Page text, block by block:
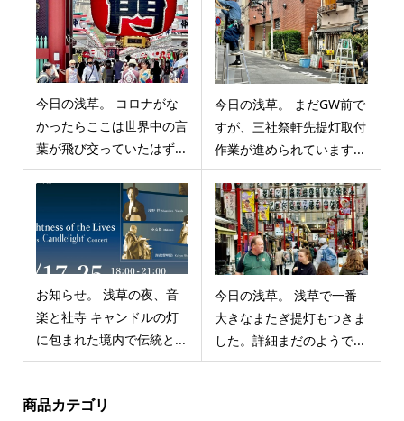
今日の浅草。 コロナがな
かったらここは世界中の言
葉が飛び交っていたはず...
今日の浅草。 まだGW前で
すが、三社祭軒先提灯取付
作業が進められています...
お知らせ。 浅草の夜、音
楽と社寺 キャンドルの灯
に包まれた境内で伝統と...
今日の浅草。 浅草で一番
大きなまたぎ提灯もつきま
した。詳細まだのようで...
商品カテゴリ